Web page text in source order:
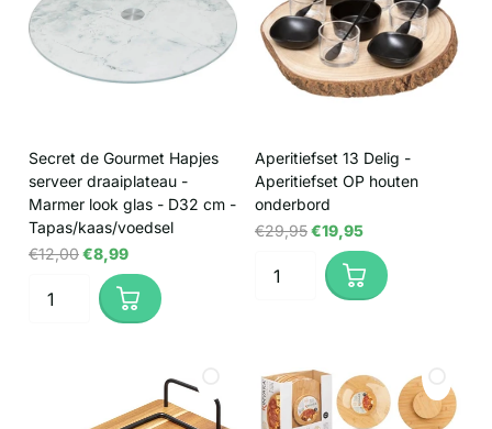
Secret de Gourmet Hapjes
serveer draaiplateau -
Marmer look glas - D32 cm -
Tapas/kaas/voedsel
€12,00€8,99
Aperitiefset 13 Delig -
Aperitiefset OP houten
onderbord
€29,95€19,95